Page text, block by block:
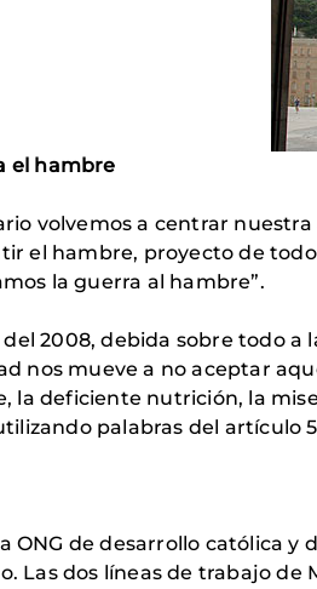
el hambre
volvemos a centrar
el hambre, proyecto de
la guerra al hambre”.
2008, debida sobre todo a
nos mueve a no aceptar
la deficiente nutrición, la
palabras del artículo
ONG de desarrollo católica
Las dos líneas de trabajo de